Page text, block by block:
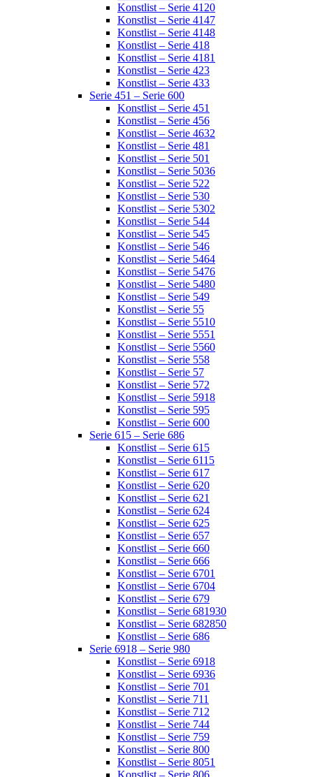
Konstlist – Serie 4120
Konstlist – Serie 4147
Konstlist – Serie 4148
Konstlist – Serie 418
Konstlist – Serie 4181
Konstlist – Serie 423
Konstlist – Serie 433
Serie 451 – Serie 600
Konstlist – Serie 451
Konstlist – Serie 456
Konstlist – Serie 4632
Konstlist – Serie 481
Konstlist – Serie 501
Konstlist – Serie 5036
Konstlist – Serie 522
Konstlist – Serie 530
Konstlist – Serie 5302
Konstlist – Serie 544
Konstlist – Serie 545
Konstlist – Serie 546
Konstlist – Serie 5464
Konstlist – Serie 5476
Konstlist – Serie 5480
Konstlist – Serie 549
Konstlist – Serie 55
Konstlist – Serie 5510
Konstlist – Serie 5551
Konstlist – Serie 5560
Konstlist – Serie 558
Konstlist – Serie 57
Konstlist – Serie 572
Konstlist – Serie 5918
Konstlist – Serie 595
Konstlist – Serie 600
Serie 615 – Serie 686
Konstlist – Serie 615
Konstlist – Serie 6115
Konstlist – Serie 617
Konstlist – Serie 620
Konstlist – Serie 621
Konstlist – Serie 624
Konstlist – Serie 625
Konstlist – Serie 657
Konstlist – Serie 660
Konstlist – Serie 666
Konstlist – Serie 6701
Konstlist – Serie 6704
Konstlist – Serie 679
Konstlist – Serie 681930
Konstlist – Serie 682850
Konstlist – Serie 686
Serie 6918 – Serie 980
Konstlist – Serie 6918
Konstlist – Serie 6936
Konstlist – Serie 701
Konstlist – Serie 711
Konstlist – Serie 712
Konstlist – Serie 744
Konstlist – Serie 759
Konstlist – Serie 800
Konstlist – Serie 8051
Konstlist – Serie 806